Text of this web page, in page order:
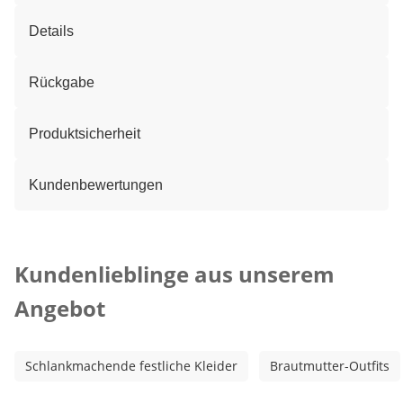
Details
Rückgabe
Produktsicherheit
Kundenbewertungen
Kundenlieblinge aus unserem
Angebot
Schlankmachende festliche Kleider Brautmutter-Outfits